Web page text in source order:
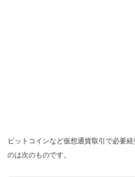
ビットコインなど仮想通貨取引で必要
のは次のものです。